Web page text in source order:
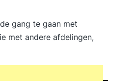
gang te gaan met
met andere afdelingen,